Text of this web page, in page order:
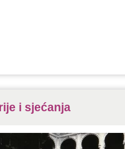
i sjećanja